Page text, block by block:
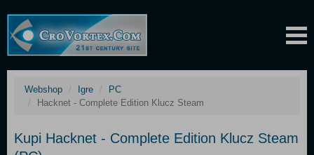
Webshop Igre
PC
Hacknet - Complete Edition Klucz Steam
Kupi Hacknet - Complete Edition Klucz Steam